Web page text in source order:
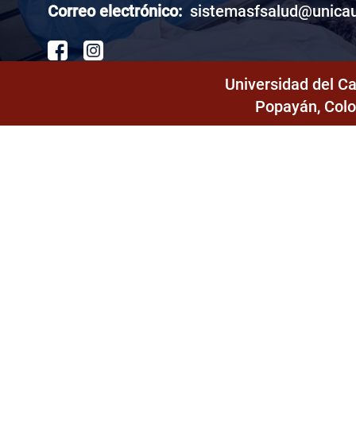
Seminario de investigación
2
Electiva II
Correo electrónico: sistemasfsalud
Universidad del
Popayán,